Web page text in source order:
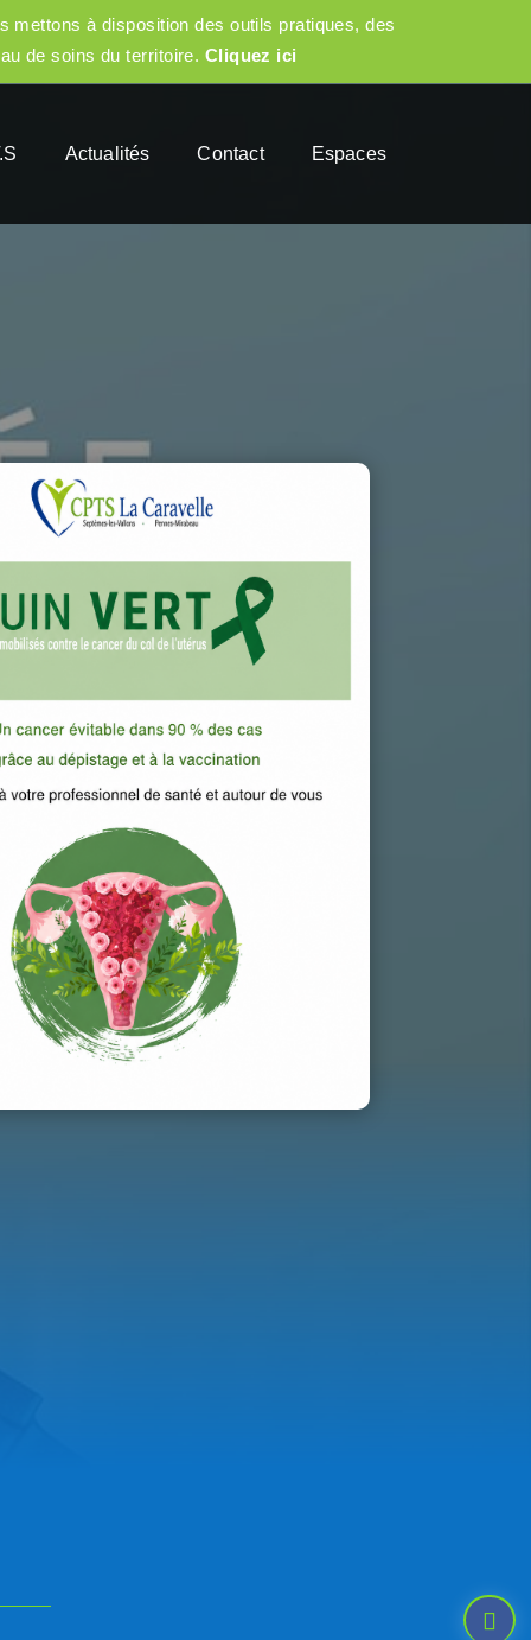
mettons à disposition des outils pratiques, des
de soins du territoire. Cliquez ici
Actualités Contact Espaces